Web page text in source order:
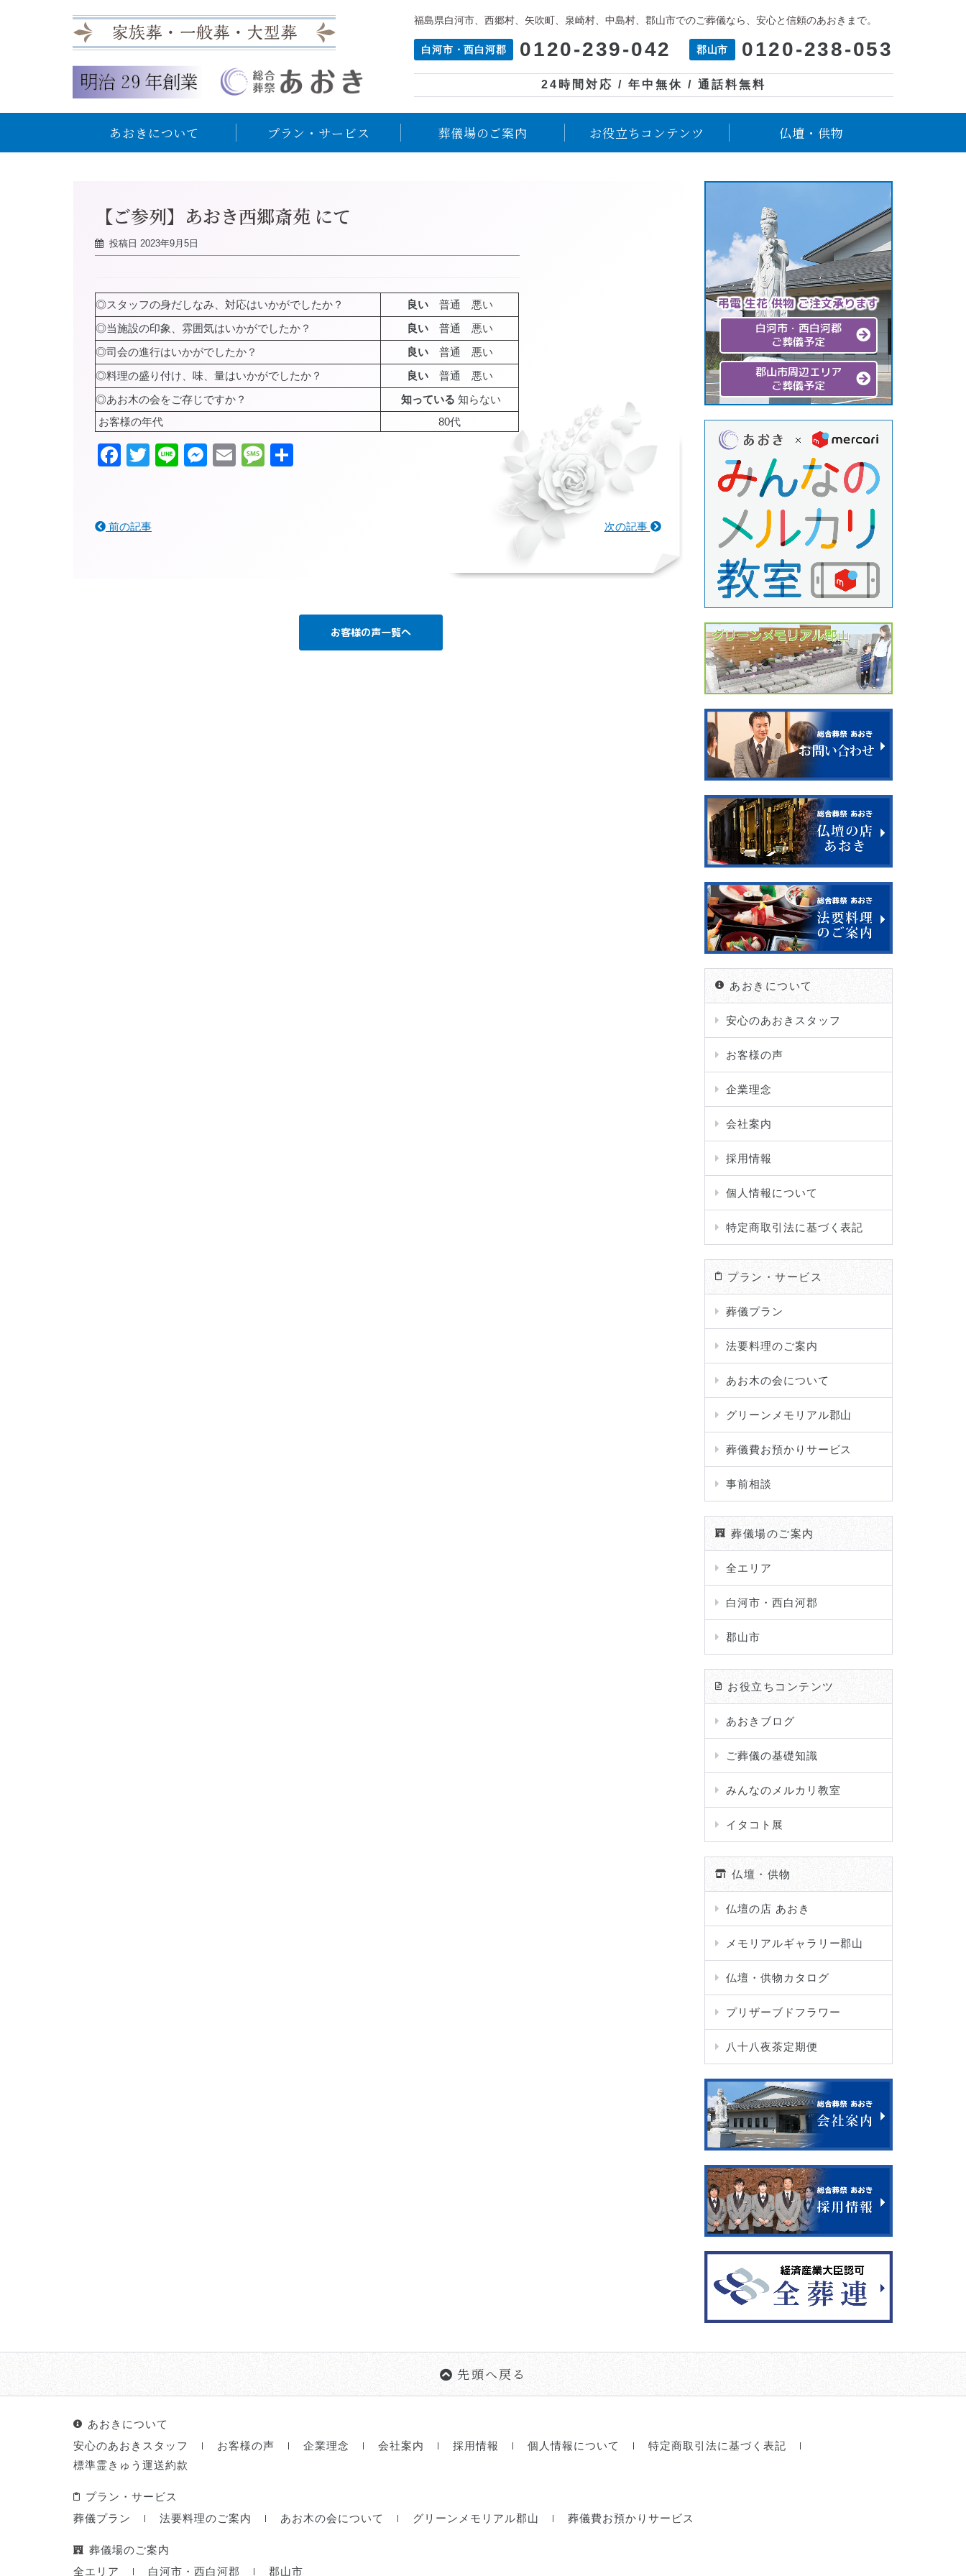
福島県白河市、西郷村、矢吹町、泉崎村、中島村、郡山市でのご葬儀なら、安心と信頼のあおきまで。
白河市・西白河郡 0120-239-042 郡山市 0120-238-053
24時間対応 / 年中無休 / 通話料無料
あおきについて プラン・サービス 葬儀場のご案内 お役立ちコンテンツ 仏壇・供物
【ご参列】あおき西郷斎苑 にて
投稿日 2023年9月5日
◎スタッフの身だしなみ、対応はいかがでしたか？ 良い普通 悪い
◎当施設の印象、雰囲気はいかがでしたか？
良い普通 悪い
◎司会の進行はいかがでしたか？
良い普通 悪い
◎料理の盛り付け、味、量はいかがでしたか？
良い普通 悪い
◎あお木の会をご存じですか？
知っている 知らない
お客様の年代
80代
Facebook
Twitter
LineMessenger
EmailMessage
前の記事 次の記事
お客様の声一覧へ
弔電 生花 供物 ご注文承ります
白河市・西白河郡
ご葬儀予定
郡山市周辺エリア
ご葬儀予定
あおきについて
安心のあおきスタッフ
お客様の声
企業理念
会社案内
採用情報
個人情報について
特定商取引法に基づく表記
プラン・サービス
葬儀プラン
法要料理のご案内
あお木の会について
グリーンメモリアル郡山
葬儀費お預かりサービス
事前相談
葬儀場のご案内
全エリア
白河市・西白河郡
郡山市
お役立ちコンテンツ
あおきブログ
ご葬儀の基礎知識
みんなのメルカリ教室
イタコト展
仏壇・供物
仏壇の店 あおき
メモリアルギャラリー郡山
仏壇・供物カタログ
プリザーブドフラワー
八十八夜茶定期便
先頭へ戻る
あおきについて
安心のあおきスタッフ
お客様の声 企業理念 会社案内 採用情報 個人情報について
特定商取引法に基づく表記
標準霊きゅう運送約款
プラン・サービス
葬儀プラン
法要料理のご案内 あお木の会について グリーンメモリアル郡山 葬儀費お預かりサービス
葬儀場のご案内
全エリア
白河市・西白河郡 郡山市